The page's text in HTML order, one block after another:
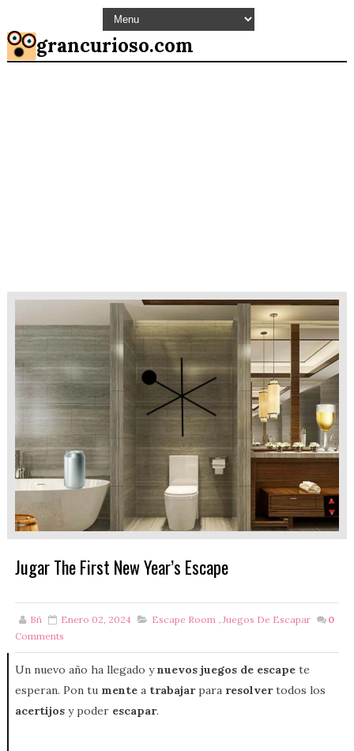
grancurioso.com
Jugar The First New Year’s Escape
Bñ Enero 02, 2024 Escape Room , Juegos De Escapar
0
Comments
Un nuevo año ha llegado ynuevos juegos de escapete
esperan. Pon tu mentea trabajarpara resolvertodos los
acertijosy poder escapar.